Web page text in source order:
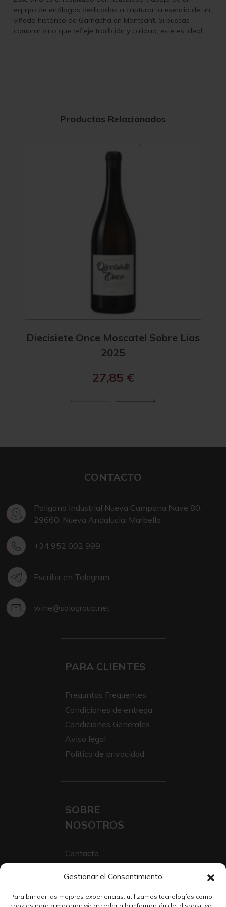
Gestionar el Consentimiento
Para brindar las mejores experiencias, utilizamos tecnologías como
equipo de enólogos dedicados a capturar la esencia de un
viñedo histórico de Garnacha en Montsant. Si buscas
comprar vino que refleje tradición y calidad, este es ideal.
Productos Relacionados
Diecisiete Once Moscatel Sobre Lias
2025
27,85 €
CONTACTO
Poligono Industrial Nueva Campana Nave 80,
29660, Nueva Andalucia, Marbella
+34 952 002 999
Escribir en Telegram
wine@sologroup.net
PARA CLIENTES
Preguntas Frequentes
Condiciones de entrega
Condiciones Generales
Aviso legal
Politica de privacidad
SOBRE
NOSOTROS
Contacto